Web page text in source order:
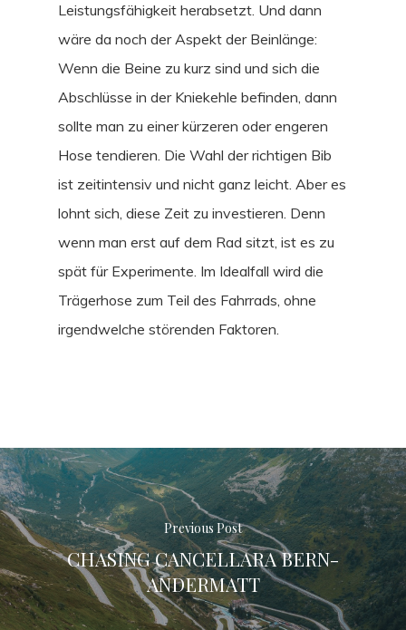
Leistungsfähigkeit herabsetzt. Und dann
wäre da noch der Aspekt der Beinlänge:
Wenn die Beine zu kurz sind und sich die
Abschlüsse in der Kniekehle befinden, dann
sollte man zu einer kürzeren oder engeren
Hose tendieren. Die Wahl der richtigen Bib
ist zeitintensiv und nicht ganz leicht. Aber es
lohnt sich, diese Zeit zu investieren. Denn
wenn man erst auf dem Rad sitzt, ist es zu
spät für Experimente. Im Idealfall wird die
Trägerhose zum Teil des Fahrrads, ohne
irgendwelche störenden Faktoren.
Previous Post
CHASING CANCELLARA BERN-
ANDERMATT